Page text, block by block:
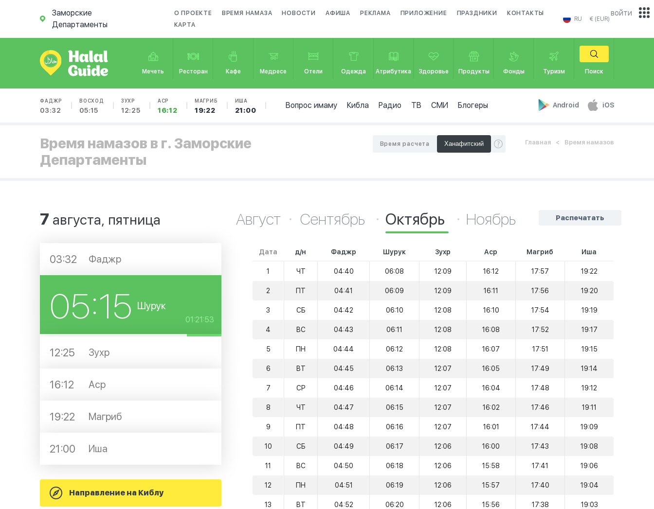
Заморские
Департаменты
О ПРОЕКТЕ ВРЕМЯ НАМАЗА НОВОСТИ АФИША РЕКЛАМА ПРИЛОЖЕНИЕ ПРАЗДНИКИ
КОНТАКТЫ
КАРТА
RU € (EUR)
Мечеть Ресторан Кафе Медресе Отели Одежда Атрибутика Здоровье Продукты Фонды Туризм Поиск
ФАДЖР
03:32
ВОСХОД
05:15
ЗУХР
12:25
АСР
16:12
МАГРИБ
19:22
ИША
21:00
Вопрос имаму Кибла Радио ТВ СМИ Блогеры Android iOS
войти
Время намазов в г. Заморские
Департаменты
Главная Время намазов
Время расчета
7 августа, пятница
03:32 Фаджр
05:15 Шурук
01:21:53
12:25 Зухр
16:12 Аср
19:22 Магриб
21:00 Иша
Направление на Киблу
Распечатать
Август Сентябрь Октябрь Ноябрь
Дата д/н Фаджр Шурук Зухр Аср Магриб Иша
1 ЧТ 04:40 06:08 12:09 16:12 17:57 19:22
2 ПТ 04:41 06:09 12:09 16:11 17:56 19:20
3 СБ 04:42 06:10 12:08 16:10 17:54 19:19
4 ВС 04:43 06:11 12:08 16:08 17:52 19:17
5 ПН 04:44 06:12 12:08 16:07 17:51 19:15
6 ВТ 04:45 06:13 12:07 16:05 17:49 19:14
7 СР 04:46 06:14 12:07 16:04 17:48 19:12
8 ЧТ 04:47 06:15 12:07 16:02 17:46 19:11
9 ПТ 04:48 06:16 12:07 16:01 17:44 19:09
10 СБ 04:49 06:17 12:06 16:00 17:43 19:08
11 ВС 04:50 06:18 12:06 15:58 17:41 19:06
12 ПН 04:51 06:19 12:06 15:57 17:40 19:04
13 ВТ 04:52 06:20 12:06 15:56 17:38 19:03